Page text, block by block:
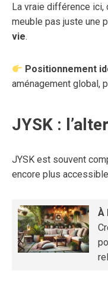
La vraie différence ici,
meuble pas juste une
vie.
Positionnement
aménagement global,
JYSK :
JYSK est souvent
encore plus
À